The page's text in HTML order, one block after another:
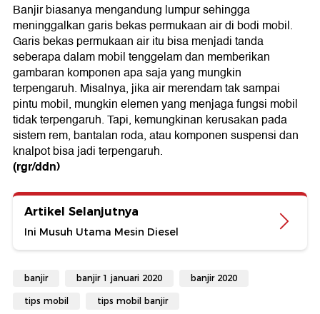
Banjir biasanya mengandung lumpur sehingga
meninggalkan garis bekas permukaan air di bodi mobil.
Garis bekas permukaan air itu bisa menjadi tanda
seberapa dalam mobil tenggelam dan memberikan
gambaran komponen apa saja yang mungkin
terpengaruh. Misalnya, jika air merendam tak sampai
pintu mobil, mungkin elemen yang menjaga fungsi mobil
tidak terpengaruh. Tapi, kemungkinan kerusakan pada
sistem rem, bantalan roda, atau komponen suspensi dan
knalpot bisa jadi terpengaruh.
(rgr/ddn)
Artikel Selanjutnya
Ini Musuh Utama Mesin Diesel
banjir banjir 1 januari 2020 banjir 2020
tips mobil tips mobil banjir